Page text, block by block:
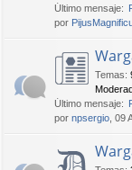
Último mensaje:
por
Temas:
Último mensaje:
por npsergio , 09